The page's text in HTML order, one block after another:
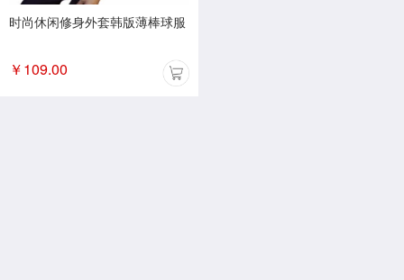
时尚休闲修身外套韩版薄棒球服
￥109.00